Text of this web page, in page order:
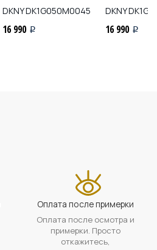
DKNYDK1G050M0045
16 990 i
DKNY
16 990 i
Оплата после примерки
Оплата после осмотра и
примерки. Просто
откажитесь,